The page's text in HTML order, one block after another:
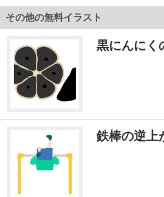
その他の無料イラスト
黒にんにく
鉄棒の逆上